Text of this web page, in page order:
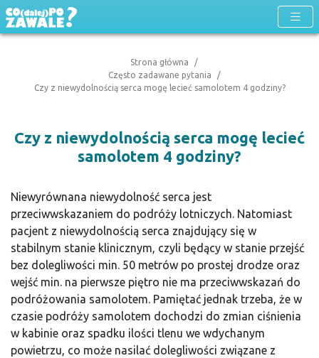
Strona główna
Często zadawane pytania
Czy z niewydolnością serca mogę lecieć samolotem 4 godziny?
Czy z niewydolnością serca mogę lecieć
samolotem 4 godziny?
Niewyrównana niewydolność serca jest
przeciwwskazaniem do podróży lotniczych. Natomiast
pacjent z niewydolnością serca znajdujący się w
stabilnym stanie klinicznym, czyli będący w stanie przejść
bez dolegliwości min. 50 metrów po prostej drodze oraz
wejść min. na pierwsze piętro nie ma przeciwwskazań do
podróżowania samolotem. Pamiętać jednak trzeba, że w
czasie podróży samolotem dochodzi do zmian ciśnienia
w kabinie oraz spadku ilości tlenu we wdychanym
powietrzu, co może nasilać dolegliwości związane z